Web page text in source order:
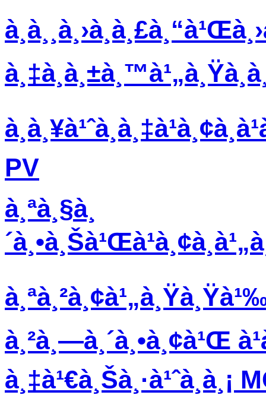
PV
à¸ªà¸§à¸
à¸²à¸—à¸´à¸•à¸¢à¹Œ
à¸‡à¹€à¸Šà¸·à¹ˆà¸­à¸¡